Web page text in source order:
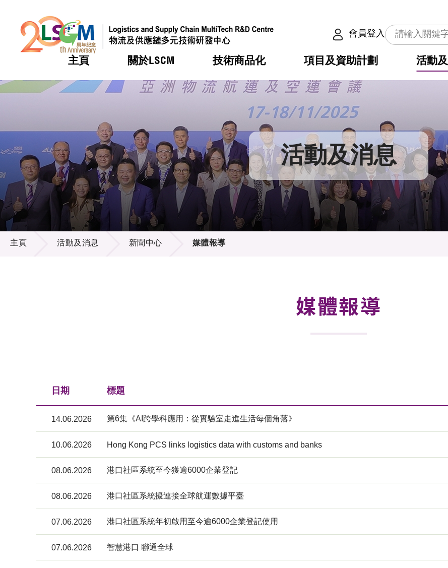
會員登入
主頁 關於LSCM
熱門 機構簡介
組織架構
組織架構
董事局
研究顧問
招標通告
供應商登記
技術商品化
熱門 服務
可獲授權之技術
應用於公共服務之創新技術
重點項目
項目及資助計劃
熱門 合作計劃
資助計劃
資助計劃
稅務優惠
申請
評審
徵求研發項目計劃書
項目資料庫
活動
熱門 活動
獎項
新聞中心
媒體報導
新聞稿
資訊中心
多媒體
熱門 會籍及服務
會員列表
會員登入 活動及消息
活動及消息
主頁 活動及消息 新聞中心 媒體報導
媒體報導
日期 標題
14.06.2026 第6集《AI跨學科應用：從實驗室走進生活每個角落》
10.06.2026 Hong Kong PCS links logistics data with customs and banks
08.06.2026 港口社區系統至今獲逾6000企業登記
08.06.2026 港口社區系統擬連接全球航運數據平臺
07.06.2026 港口社區系統年初啟用至今逾6000企業登記使用
07.06.2026 智慧港口 聯通全球